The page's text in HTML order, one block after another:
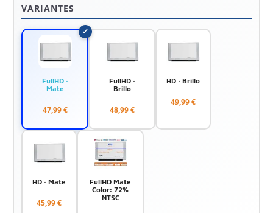
VARIANTES
FullHD ·
Mate
47,99 €
FullHD ·
Brillo
48,99 €
HD · Brillo
49,99 €
HD · Mate
45,99 €
FullHD Mate
Color: 72%
NTSC